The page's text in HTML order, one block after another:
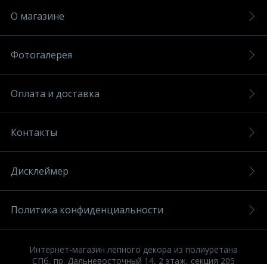
О магазине
Фотогалерея
Оплата и доставка
Контакты
Дисклеймер
Политика конфиденциальности
Интернет-магазин лепного декора из полиуретана
СПб, пр. Дальневосточный 14, 2 этаж, секция 205